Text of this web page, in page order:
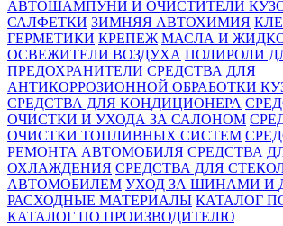
АВТОШАМПУНИ И ОЧИСТИТЕЛИ
САЛФЕТКИ ЗИМНЯЯ АВТОХИМИЯ
ГЕРМЕТИКИ КРЕПЕЖ МАСЛА И
ОСВЕЖИТЕЛИ ВОЗДУХА ПОЛИРОЛИ
ПРЕДОХРАНИТЕЛИ СРЕДСТВА ДЛЯ
АНТИКОРРОЗИОННОЙ ОБРАБОТКИ
СРЕДСТВА ДЛЯ КОНДИЦИОНЕРА
ОЧИСТКИ И УХОДА ЗА САЛОНОМ
ОЧИСТКИ ТОПЛИВНЫХ СИСТЕМ
РЕМОНТА АВТОМОБИЛЯ СРЕДСТВА
ОХЛАЖДЕНИЯ СРЕДСТВА ДЛЯ
АВТОМОБИЛЕМ УХОД ЗА ШИНАМИ И
РАСХОДНЫЕ МАТЕРИАЛЫ КАТАЛОГ
КАТАЛОГ ПО ПРОИЗВОДИТЕЛЮ